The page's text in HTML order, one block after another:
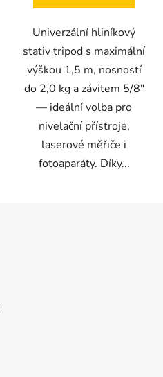
Univerzální hliníkový
stativ tripod s maximální
výškou 1,5 m, nosností
do 2,0 kg a závitem 5/8"
— ideální volba pro
nivelační přístroje,
laserové měřiče i
fotoaparáty. Díky...